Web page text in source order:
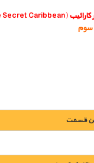
کارائیب(The Secret Caribbean)
قسمت